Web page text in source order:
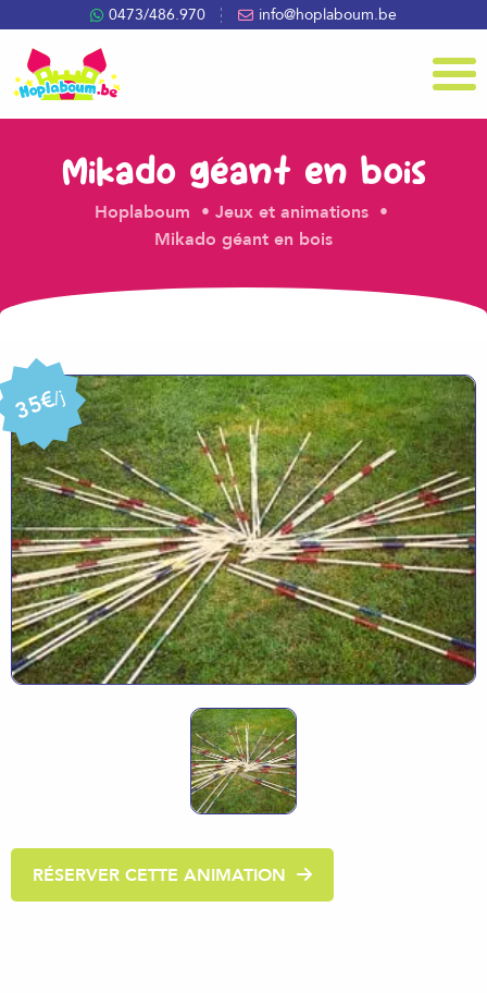
0473/486.970 info@hoplaboum.be
Menu
Mikado géant en bois
Hoplaboum
Jeux et animations
Mikado géant en bois
35€/j
RÉSERVER CETTE ANIMATION